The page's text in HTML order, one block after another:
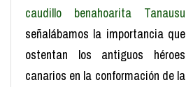
caudillo benahoarita Tanausu
señalábamos la importancia que
ostentan los antiguos héroes
canarios en la conformación de la